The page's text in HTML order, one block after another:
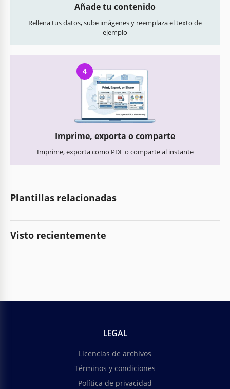
Añade tu contenido
Rellena tus datos, sube imágenes y reemplaza el texto de
ejemplo
4
Imprime, exporta o comparte
Imprime, exporta como PDF o comparte al instante
Plantillas relacionadas
Visto recientemente
LEGAL
Licencias de archivos
Términos y condiciones
Política de privacidad